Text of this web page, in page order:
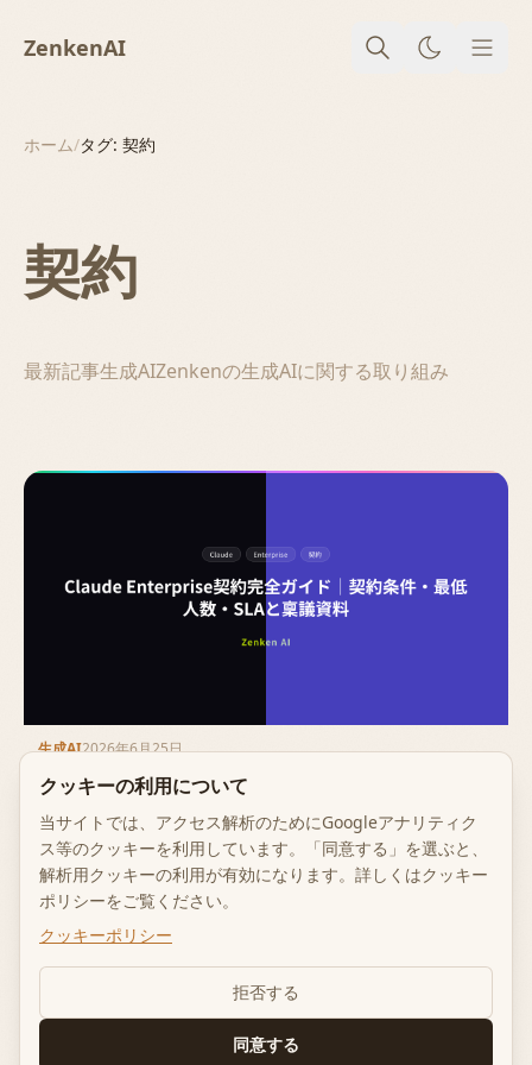
ZenkenAI メニ
ホーム/タグ: 契約
契約
最新記事 生成AI Zenkenの生成AIに関する取り組み
生成AI2026年6月25日
Claude Enterprise契約完全ガイド｜契約条件・最低人数・
SLAと稟議資料
© 2026 Zenken Corporation. All
rights reserved.
者情 護ポリシー
クッキー
ポリシー
頼につい
クッキーの利用について
当サイトでは、アクセス解析のためにGoogleアナリティク
ス等のクッキーを利用しています。「同意する」を選ぶと、
解析用クッキーの利用が有効になります。詳しくはクッキー
ポリシーをご覧ください。
クッキーポリシー
拒否する
同意する